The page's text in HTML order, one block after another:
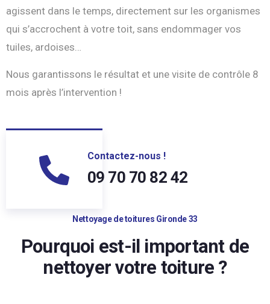
agissent dans le temps, directement sur les organismes
qui s’accrochent à votre toit, sans endommager vos
tuiles, ardoises…
Nous garantissons le résultat et une visite de contrôle 8
mois après l’intervention !
Contactez-nous !
09 70 70 82 42
Nettoyage de toitures Gironde 33
Pourquoi est-il important de
nettoyer votre toiture ?